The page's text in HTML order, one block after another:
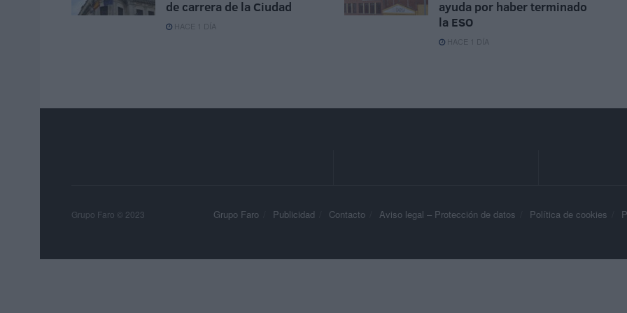
de carrera de la Ciudad
HACE 1 DÍA
ayuda por haber terminado
la ESO
HACE 1 DÍA
Grupo Faro Publicidad Contacto Aviso legal – Protección de datos Política de cookies
Grupo Faro © 2023